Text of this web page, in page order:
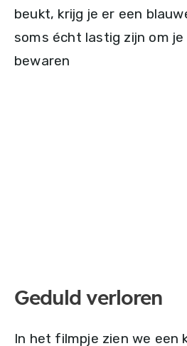
beukt, krijg je er een
soms écht lastig zijn om
bewaren
Geduld verloren
In het filmpje zien we een